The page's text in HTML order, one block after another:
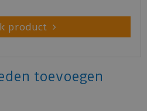
product
toevoegen